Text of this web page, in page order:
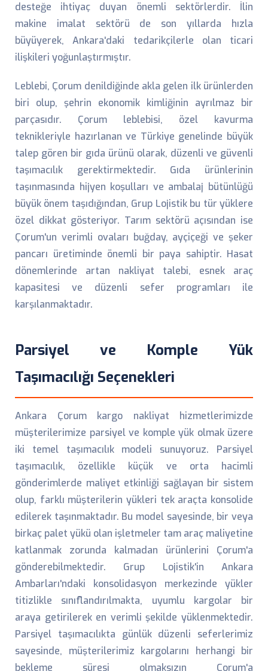
desteğe ihtiyaç duyan önemli sektörlerdir. İlin
makine imalat sektörü de son yıllarda hızla
büyüyerek, Ankara'daki tedarikçilerle olan ticari
ilişkileri yoğunlaştırmıştır.
Leblebi, Çorum denildiğinde akla gelen ilk ürünlerden
biri olup, şehrin ekonomik kimliğinin ayrılmaz bir
parçasıdır. Çorum leblebisi, özel kavurma
teknikleriyle hazırlanan ve Türkiye genelinde büyük
talep gören bir gıda ürünü olarak, düzenli ve güvenli
taşımacılık gerektirmektedir. Gıda ürünlerinin
taşınmasında hijyen koşulları ve ambalaj bütünlüğü
büyük önem taşıdığından, Grup Lojistik bu tür yüklere
özel dikkat gösteriyor. Tarım sektörü açısından ise
Çorum'un verimli ovaları buğday, ayçiçeği ve şeker
pancarı üretiminde önemli bir paya sahiptir. Hasat
dönemlerinde artan nakliyat talebi, esnek araç
kapasitesi ve düzenli sefer programları ile
karşılanmaktadır.
Parsiyel ve Komple Yük
Taşımacılığı Seçenekleri
Ankara Çorum kargo nakliyat hizmetlerimizde
müşterilerimize parsiyel ve komple yük olmak üzere
iki temel taşımacılık modeli sunuyoruz. Parsiyel
taşımacılık, özellikle küçük ve orta hacimli
gönderimlerde maliyet etkinliği sağlayan bir sistem
olup, farklı müşterilerin yükleri tek araçta konsolide
edilerek taşınmaktadır. Bu model sayesinde, bir veya
birkaç palet yükü olan işletmeler tam araç maliyetine
katlanmak zorunda kalmadan ürünlerini Çorum'a
gönderebilmektedir. Grup Lojistik'in Ankara
Ambarları'ndaki konsolidasyon merkezinde yükler
titizlikle sınıflandırılmakta, uyumlu kargolar bir
araya getirilerek en verimli şekilde yüklenmektedir.
Parsiyel taşımacılıkta günlük düzenli seferlerimiz
sayesinde, müşterilerimiz kargolarını herhangi bir
bekleme süresi olmaksızın Çorum'a